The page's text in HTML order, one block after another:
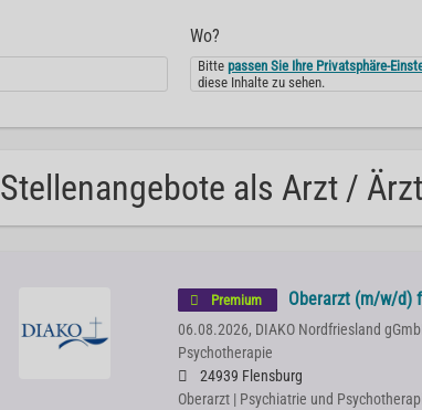
Wo?
Bittepassen Sie Ihre Privatsphäre-
diese Inhalte zu sehen.
Stellenangebote als Arzt /
Premium Oberarzt (m/w/d)
06.08.2026, DIAKO Nordfriesland
Psychotherapie
24939 Flensburg
Oberarzt | Psychiatrie und